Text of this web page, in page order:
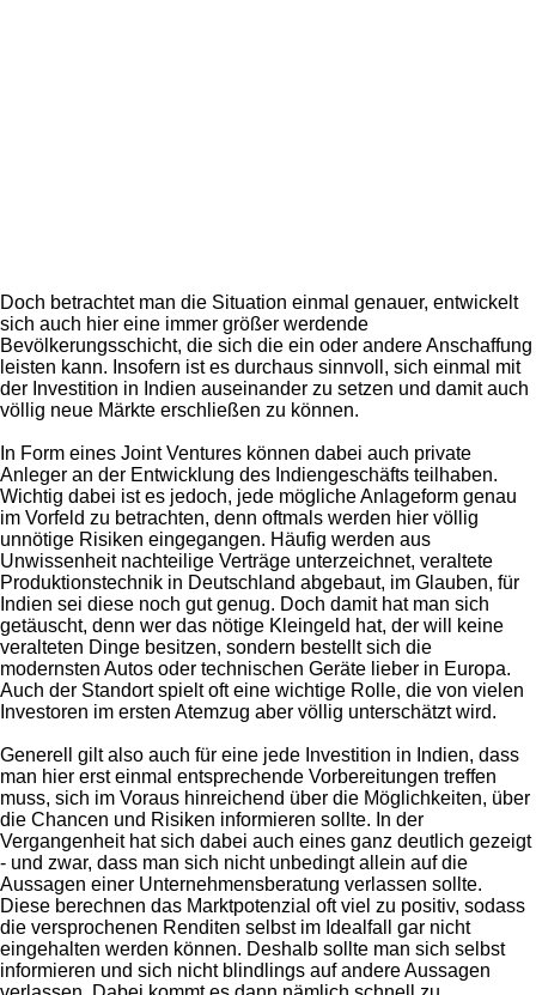
Doch betrachtet man die Situation einmal genauer, entwickelt
sich auch hier eine immer größer werdende
Bevölkerungsschicht, die sich die ein oder andere Anschaffung
leisten kann. Insofern ist es durchaus sinnvoll, sich einmal mit
der Investition in Indien auseinander zu setzen und damit auch
völlig neue Märkte erschließen zu können.
In Form eines Joint Ventures können dabei auch private
Anleger an der Entwicklung des Indiengeschäfts teilhaben.
Wichtig dabei ist es jedoch, jede mögliche Anlageform genau
im Vorfeld zu betrachten, denn oftmals werden hier völlig
unnötige Risiken eingegangen. Häufig werden aus
Unwissenheit nachteilige Verträge unterzeichnet, veraltete
Produktionstechnik in Deutschland abgebaut, im Glauben, für
Indien sei diese noch gut genug. Doch damit hat man sich
getäuscht, denn wer das nötige Kleingeld hat, der will keine
veralteten Dinge besitzen, sondern bestellt sich die
modernsten Autos oder technischen Geräte lieber in Europa.
Auch der Standort spielt oft eine wichtige Rolle, die von vielen
Investoren im ersten Atemzug aber völlig unterschätzt wird.
Generell gilt also auch für eine jede Investition in Indien, dass
man hier erst einmal entsprechende Vorbereitungen treffen
muss, sich im Voraus hinreichend über die Möglichkeiten, über
die Chancen und Risiken informieren sollte. In der
Vergangenheit hat sich dabei auch eines ganz deutlich gezeigt
- und zwar, dass man sich nicht unbedingt allein auf die
Aussagen einer Unternehmensberatung verlassen sollte.
Diese berechnen das Marktpotenzial oft viel zu positiv, sodass
die versprochenen Renditen selbst im Idealfall gar nicht
eingehalten werden können. Deshalb sollte man sich selbst
informieren und sich nicht blindlings auf andere Aussagen